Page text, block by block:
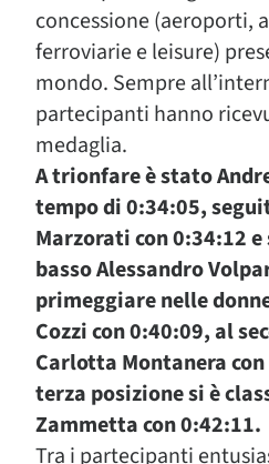
concessione (aeroporti,
ferroviarie e leisure)
mondo. Sempre
partecipanti hanno
medaglia.
A trionfare è stato
tempo di 0:34:05,
Marzorati con 0:34:12
basso Alessandro
primeggiare nelle
Cozzi con 0:40:09, al
Carlotta Montanera
terza posizione si è
Zammetta con 0:42:11.
Tra i partecipanti